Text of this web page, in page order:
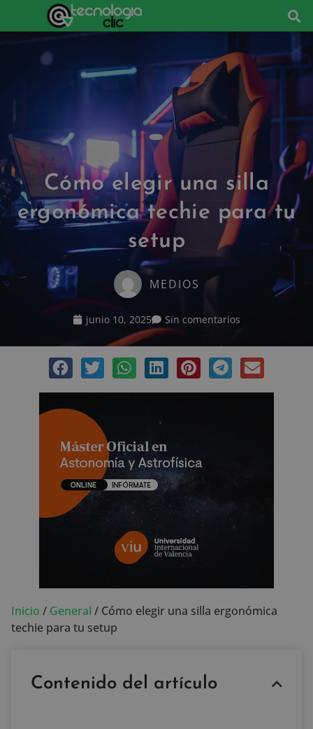
Cómo elegir una silla
ergonómica techie para tu
setup
MEDIOS
junio 10, 2025 Sin comentarios
Inicio / General / Cómo elegir una silla ergonómica
techie para tu setup
Contenido del artículo